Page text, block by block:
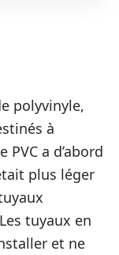
polyvinyle,
à
a d’abord
plus léger
tuyaux en
et ne